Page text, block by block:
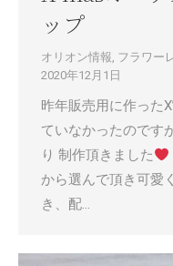
ップ
オリオン情報, フラワー
2020年12月1日
昨年販売用に作った
ていなかったのです
り 制作頂きました
から選んで頂き可愛
き、配…